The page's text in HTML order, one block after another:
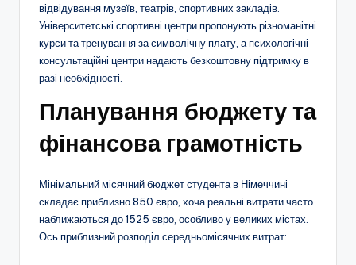
відвідування музеїв, театрів, спортивних закладів.
Університетські спортивні центри пропонують різноманітні
курси та тренування за символічну плату, а психологічні
консультаційні центри надають безкоштовну підтримку в
разі необхідності.
Планування бюджету та
фінансова грамотність
Мінімальний місячний бюджет студента в Німеччині
складає приблизно 850 євро, хоча реальні витрати часто
наближаються до 1525 євро, особливо у великих містах.
Ось приблизний розподіл середньомісячних витрат: